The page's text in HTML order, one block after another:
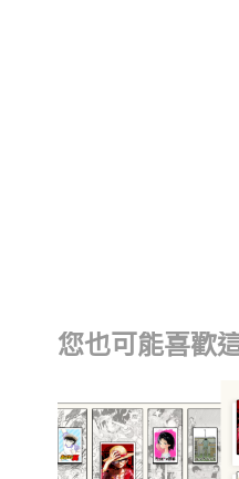
您也可能喜歡